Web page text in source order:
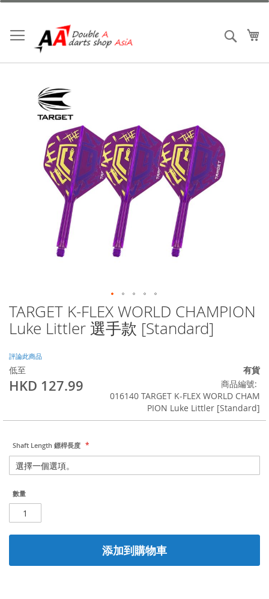
跳
內
容
搜索
TARGET K-FLEX WORLD CHAMPION
Luke Littler 選手款 [Standard]
評論此商品
低至
HKD 127.99
有貨
商品編號
016140 TARGET K-FLEX WORLD CHAM
PION Luke Littler [Standard]
Shaft Length 鏢桿長度
數量
添加到購物車
Skip
to
the
of
the
images
gallery